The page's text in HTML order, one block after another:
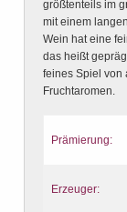
größtenteils im
mit einem
Wein hat eine
das heißt
feines Spiel von
Fruchtaromen.
Prämierung:
Erzeuger: